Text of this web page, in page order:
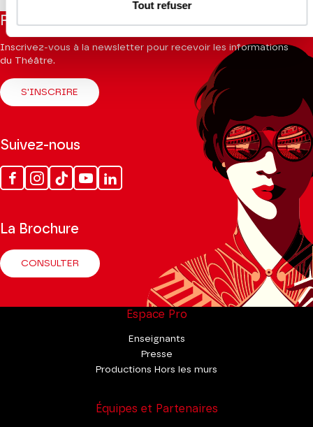
Tout refuser
Restez informés
Inscrivez-vous à la newsletter pour recevoir les informations
du Théâtre.
S'INSCRIRE
Suivez-nous
FacebookInstagram
Tik
Tok
YoutubeLinkedin
La Brochure
CONSULTER
Espace Pro
Enseignants
Presse
Productions Hors les murs
Équipes et Partenaires